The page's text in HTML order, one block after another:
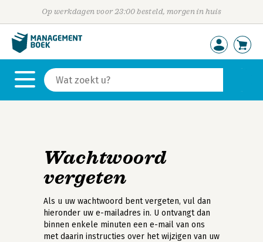
Op werkdagen voor 23:00 besteld, morgen in huis
Wachtwoord
vergeten
Als u uw wachtwoord bent vergeten, vul dan
hieronder uw e-mailadres in. U ontvangt dan
binnen enkele minuten een e-mail van ons
met daarin instructies over het wijzigen van uw